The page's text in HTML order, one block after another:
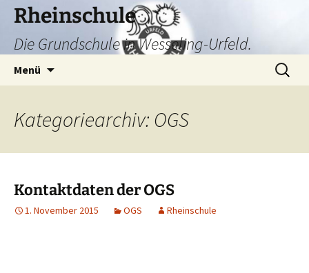
Zum
Inhalt
springen
Rheinschule
Die Grundschule in Wesseling-Urfeld.
Menü
Suchen
nach:
Kategoriearchiv: OGS
Kontaktdaten der OGS
1. November 2015 OGS Rheinschule